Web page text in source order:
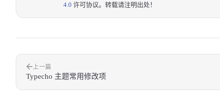
4.0 许可协议。转载请注明出处！
上一篇
Typecho 主题常用修改项